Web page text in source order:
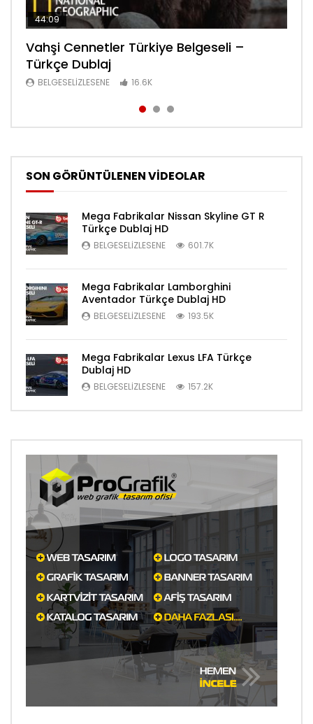
44:09
Vahşi Cennetler Türkiye Belgeseli –
Türkçe Dublaj
BELGESELIZLESENE 16.6K
44:08
Lanetli Piramit Tarihe Bakış Belgeseli –
Türkçe Dublaj
BELGESELIZLESENE 16.6K
30:34
Sanayi Devrimi Şehir Yaşamı Bölüm 6
Belgeseli – Türkçe Dublaj
BELGESELIZLESENE 16.4K
SON GÖRÜNTÜLENEN VİDEOLAR
Mega Fabrikalar Nissan Skyline GT R
Türkçe Dublaj HD
BELGESELIZLESENE 601.7K
Mega Fabrikalar Lamborghini
Aventador Türkçe Dublaj HD
BELGESELIZLESENE 193.5K
Mega Fabrikalar Lexus LFA Türkçe
Dublaj HD
BELGESELIZLESENE 157.2K